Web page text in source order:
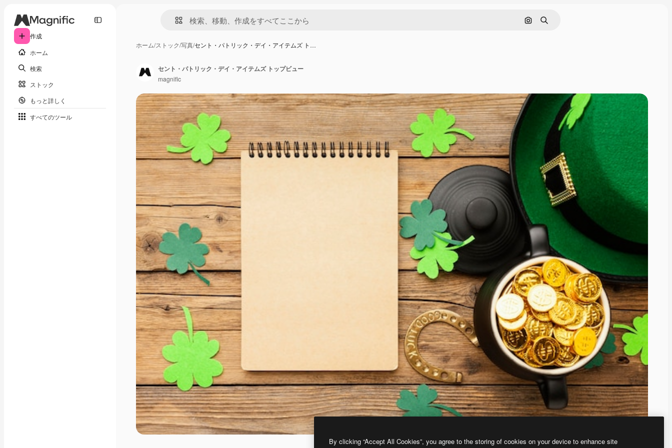
作成
ホーム
検索
ストック
もっと詳しく
すべてのツール
画像で検索
検索
ホーム/ストック/写真/セント・パトリック・デイ・アイテムズ ト…
セント・パトリック・デイ・アイテムズ トップビュー
magnific
By clicking “Accept All Cookies”, you agree to the storing of cookies on your device to enhance site